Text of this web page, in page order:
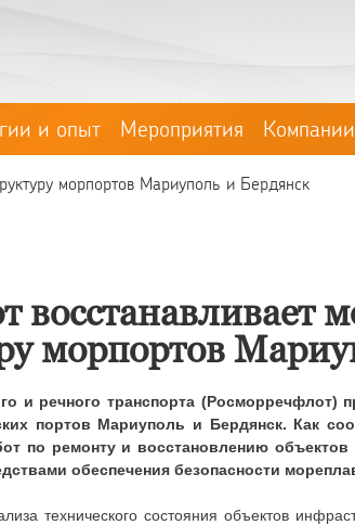
и опыт Мероприятия Компании
морпортов Мариуполь и Бердянск
восстанавливает
морпортов
и речного транспорта (Росморречфлот)
портов Мариуполь и Бердянск. Как
по ремонту и восстановлению
обеспечения безопасности
технического состояния объектов